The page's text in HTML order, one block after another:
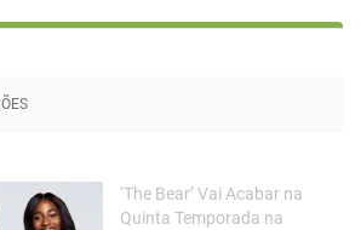
‘The Bear’ Vai Acabar na
Quinta Temporada na